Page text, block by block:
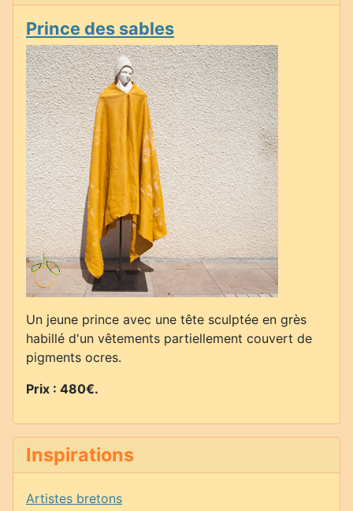
Prince des sables
Un jeune prince avec une tête sculptée en grès
habillé d'un vêtements partiellement couvert de
pigments ocres.
Prix : 480€.
Inspirations
Artistes bretons